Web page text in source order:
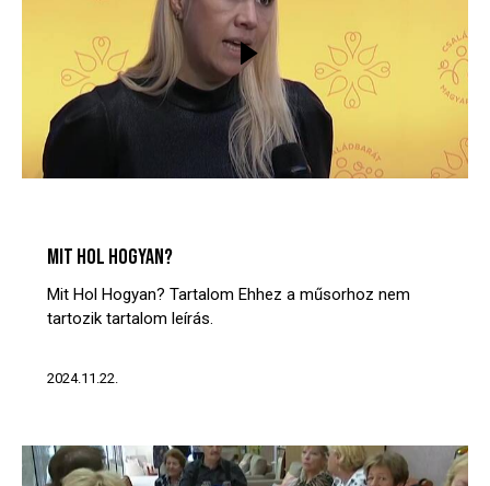
MIT HOL HOGYAN?
Mit Hol Hogyan? Tartalom Ehhez a műsorhoz nem
tartozik tartalom leírás.
2024.11.22.